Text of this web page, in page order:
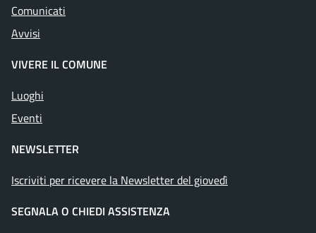
Comunicati
Avvisi
VIVERE IL COMUNE
Luoghi
Eventi
NEWSLETTER
Iscriviti per ricevere la Newsletter del giovedì
SEGNALA O CHIEDI ASSISTENZA